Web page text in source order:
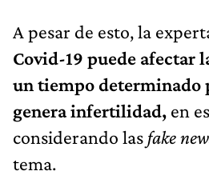
A pesar de esto, la
Covid-19 puede afectar
un tiempo determinado
genera infertilidad, en
considerando las fake
tema.